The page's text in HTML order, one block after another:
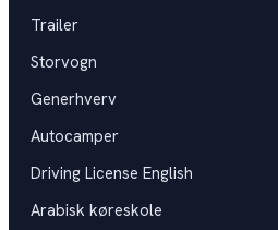
Kat C
Kat CE
Kat D
DKU
Trailer
Storvogn
Generhverv
Autocamper
Driving License English
Arabisk køreskole